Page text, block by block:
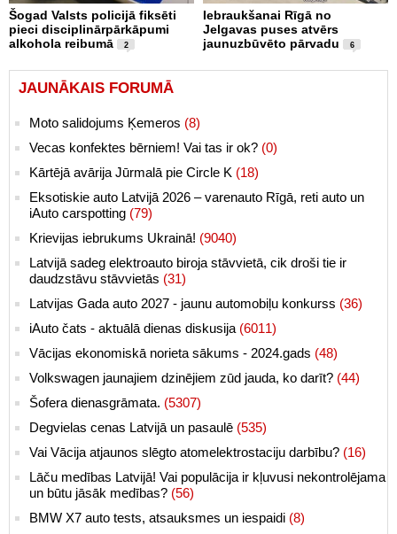
Šogad Valsts policijā fiksēti
pieci disciplinārpārkāpumi
alkohola reibumā
2
Iebraukšanai Rīgā no
Jelgavas puses atvērs
jaunuzbūvēto pārvadu
6
JAUNĀKAIS FORUMĀ
Moto salidojums Ķemeros (8)
Vecas konfektes bērniem! Vai tas ir ok? (0)
Kārtējā avārija Jūrmalā pie Circle K (18)
Eksotiskie auto Latvijā 2026 – varenauto Rīgā, reti auto un
iAuto carspotting (79)
Krievijas iebrukums Ukrainā! (9040)
Latvijā sadeg elektroauto biroja stāvvietā, cik droši tie ir
daudzstāvu stāvvietās (31)
Latvijas Gada auto 2027 - jaunu automobiļu konkurss (36)
iAuto čats - aktuālā dienas diskusija (6011)
Vācijas ekonomiskā norieta sākums - 2024.gads (48)
Volkswagen jaunajiem dzinējiem zūd jauda, ko darīt? (44)
Šofera dienasgrāmata. (5307)
Degvielas cenas Latvijā un pasaulē (535)
Vai Vācija atjaunos slēgto atomelektrostaciju darbību? (16)
Lāču medības Latvijā! Vai populācija ir kļuvusi nekontrolējama
un būtu jāsāk medības? (56)
BMW X7 auto tests, atsauksmes un iespaidi (8)